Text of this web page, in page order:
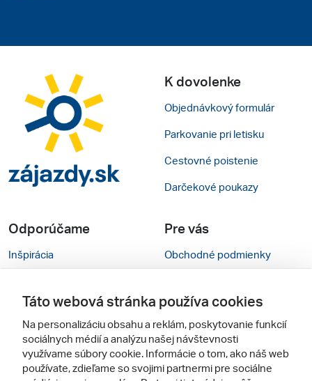
K dovolenke
Objednávkový formulár
Parkovanie pri letisku
Cestovné poistenie
Darčekové poukazy
Odporúčame
Inšpirácia
Cestovné kancelárie
Zájezdy.cz
Pre vás
Obchodné podmienky
Nastavenie cookies
Mobilná verzia webu
Sledujte nás
Táto webová stránka používa cookies
Na personalizáciu obsahu a reklám, poskytovanie funkcií
sociálnych médií a analýzu našej návštevnosti
využívame súbory cookie. Informácie o tom, ako náš web
používate, zdieľame so svojimi partnermi pre sociálne